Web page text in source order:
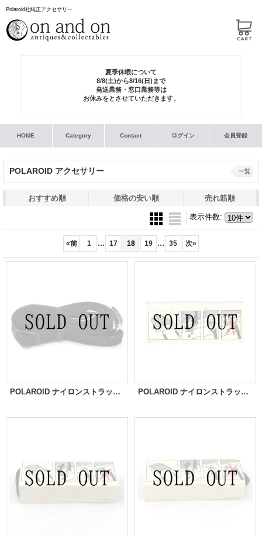
Polaroid社純正アクセサリー
夏季休暇について
8/8(土)から8/16(日)まで
発送業務・窓口業務等は
お休みをとさせていただきます。
HOME Category Contact ログイン 会員登録
POLAROID アクセサリー 一覧
おすすめ順 価格の安い順 売れ筋順
表示件数:
«前 1 ... 17 18 19 ... 35 次»
POLAROID ナイロンストラップ[小] POLAROID ナイロンストラップ[小]